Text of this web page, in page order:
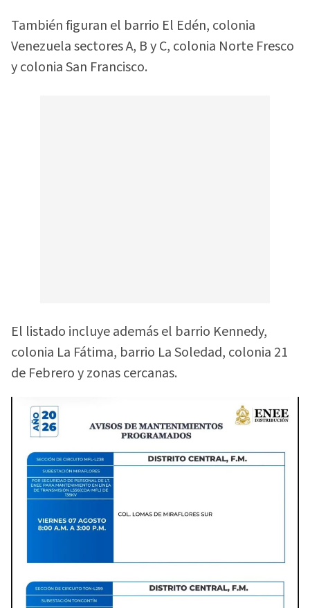
También figuran el barrio El Edén, colonia
Venezuela sectores A, B y C, colonia Norte Fresco
y colonia San Francisco.
El listado incluye además el barrio Kennedy,
colonia La Fátima, barrio La Soledad, colonia 21
de Febrero y zonas cercanas.